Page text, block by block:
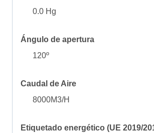
0.0 Hg
Ángulo de apertura
120º
Caudal de Aire
8000M3/H
Etiquetado energético (UE 2019/